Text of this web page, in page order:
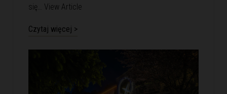
się… View Article
Czytaj więcej >